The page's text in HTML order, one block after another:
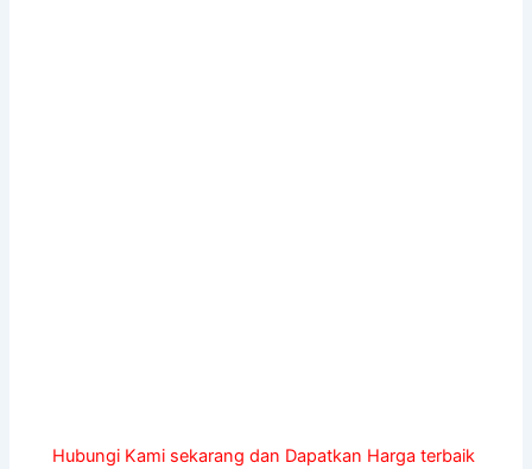
Hubungi Kami sekarang dan Dapatkan Harga terbaik